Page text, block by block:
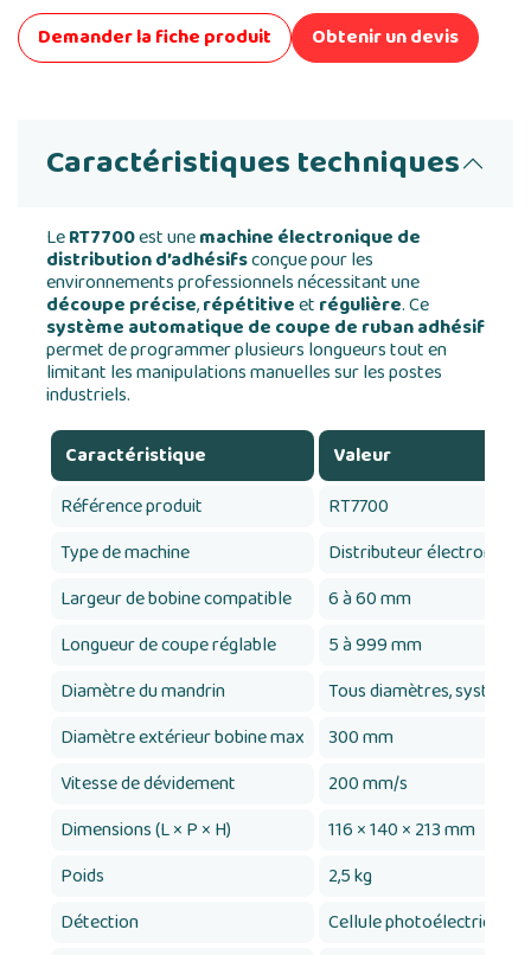
Demander la fiche produit Obtenir un devis
Caractéristiques techniques
LeRT7700est unemachine électronique de
distribution d’adhésifsconçue pour les
environnements professionnels nécessitant une
découpe précise,répétitiveet régulière. Ce
système automatique de coupe de ruban adhésif
permet de programmer plusieurs longueurs tout en
limitant les manipulations manuelles sur les postes
industriels.
Caractéristique
Valeur
Référence produit
RT7700
Type de machine
Distributeur
Largeur de bobine compatible
6 à 60 mm
Longueur de coupe réglable
5 à 999 mm
Diamètre du mandrin
Tous diamètres, système
Diamètre extérieur bobine max
300 mm
Vitesse de dévidement
200 mm/s
Dimensions (L × P × H)
116 × 140 × 213 mm
Poids
2,5 kg
Détection
Cellule photoélectrique